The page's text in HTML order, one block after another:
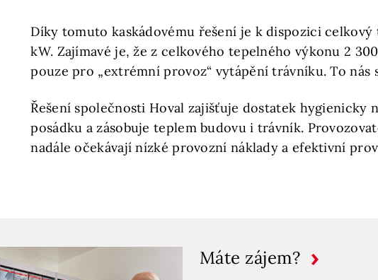
Díky tomuto kaskádovému řešení je k dispozici
kW. Zajímavé je, že z celkového tepelného výkonu 2
pouze pro „extrémní provoz“ vytápění trávníku. To nás
Řešení společnosti Hoval zajišťuje dostatek hygienicky
posádku a zásobuje teplem budovu i trávník.
nadále očekávají nízké provozní náklady a efektivní
Máte zájem?